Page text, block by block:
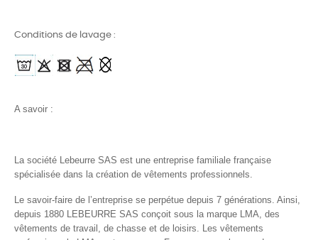
Conditions de lavage :
A savoir :
La société Lebeurre SAS est une entreprise familiale française
spécialisée dans la création de vêtements professionnels.
Le savoir-faire de l’entreprise se perpétue depuis 7 générations. Ainsi,
depuis 1880 LEBEURRE SAS conçoit sous la marque LMA, des
vêtements de travail, de chasse et de loisirs. Les vêtements